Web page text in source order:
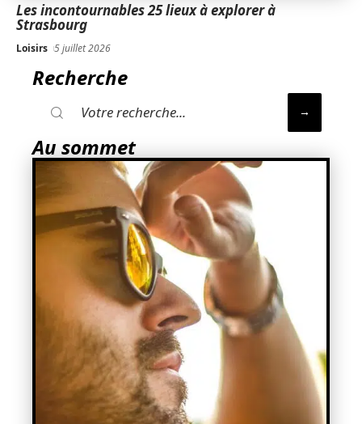
Les incontournables 25 lieux à explorer à
Strasbourg
Loisirs 5 juillet 2026
Recherche
Au sommet